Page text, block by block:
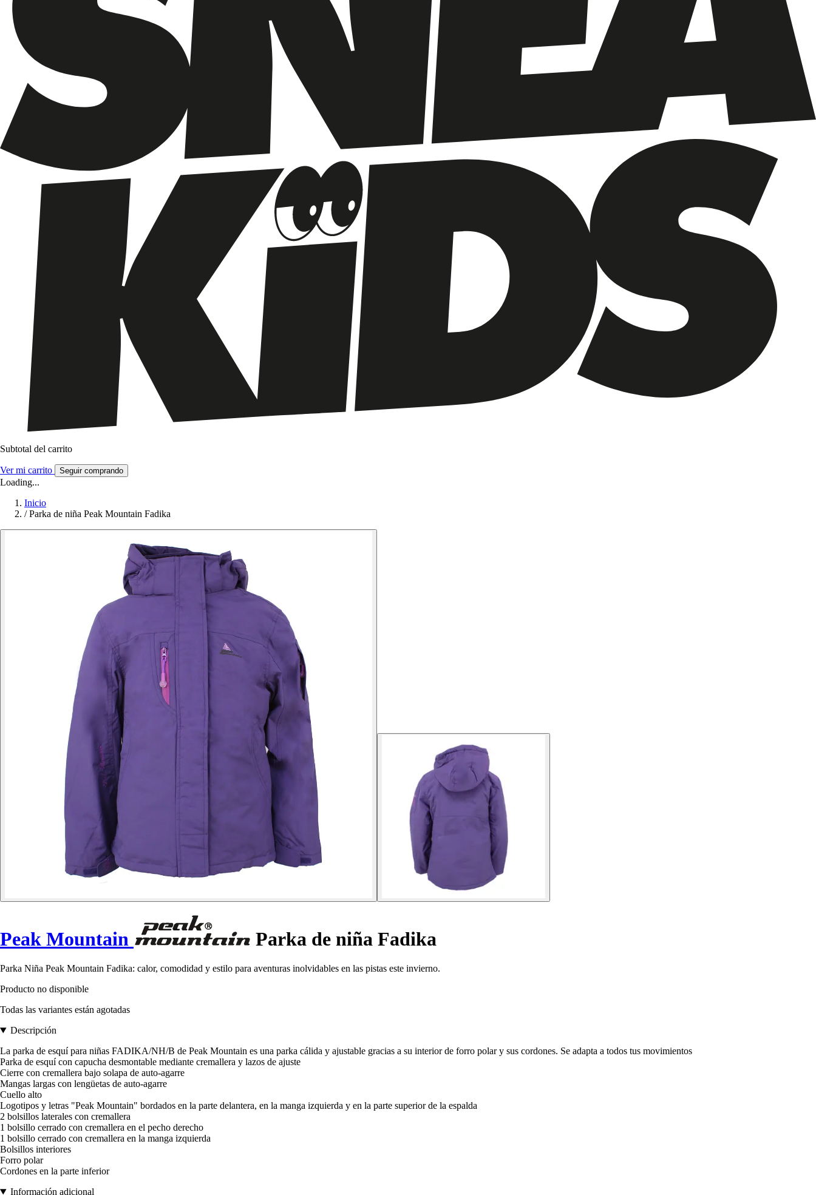
Subtotal del carrito
Ver mi carrito Seguir comprando
Loading...
Inicio
/ Parka de niña Peak Mountain Fadika
Peak Mountain Parka de niña Fadika
Parka Niña Peak Mountain Fadika: calor, comodidad y estilo para aventuras inolvidables en las pistas este invierno.
Producto no disponible
Todas las variantes están agotadas
Descripción
La parka de esquí para niñas FADIKA/NH/B de Peak Mountain es una parka cálida y ajustable gracias a su interior de forro polar y sus cordones. Se adapta a todos tus movimientos
Parka de esquí con capucha desmontable mediante cremallera y lazos de ajuste
Cierre con cremallera bajo solapa de auto-agarre
Mangas largas con lengüetas de auto-agarre
Cuello alto
Logotipos y letras "Peak Mountain" bordados en la parte delantera, en la manga izquierda y en la parte superior de la espalda
2 bolsillos laterales con cremallera
1 bolsillo cerrado con cremallera en el pecho derecho
1 bolsillo cerrado con cremallera en la manga izquierda
Bolsillos interiores
Forro polar
Cordones en la parte inferior
Información adicional